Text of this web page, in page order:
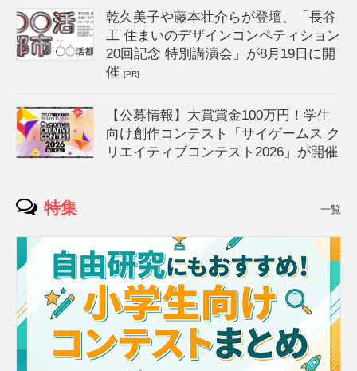
乾久美子や藤本壮介らが登壇、「長谷
工 住まいのデザインコンペティション
20回記念 特別講演会」が8月19日に開
催[PR]
【公募情報】大賞賞金100万円！学生
向け創作コンテスト「サイゲームス ク
リエイティブコンテスト2026」が開催
特集 一覧